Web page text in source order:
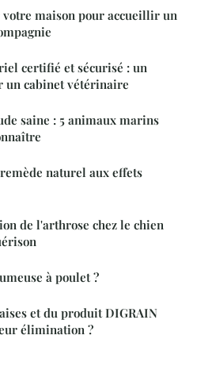
maison pour accueillir un
certifié et sécurisé : un
un cabinet vétérinaire
saine : 5 animaux marins
naturel aux effets
de l'arthrose chez le chien
à poulet ?
et du produit DIGRAIN
élimination ?